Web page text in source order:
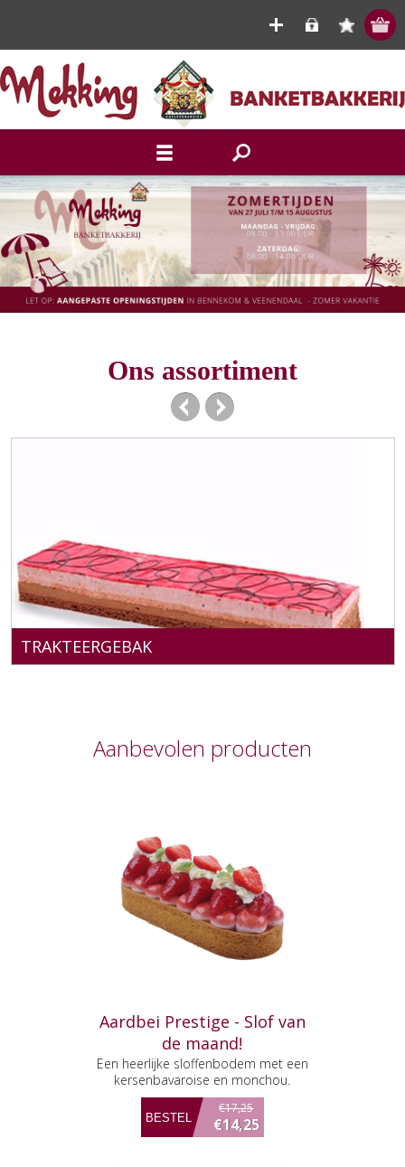
Ons assortiment
TRAKTEERGEBAK
Aanbevolen producten
Aardbei Prestige - Slof van
de maand!
Een heerlijke sloffenbodem met een
kersenbavaroise en monchou.
€17,25
€14,25